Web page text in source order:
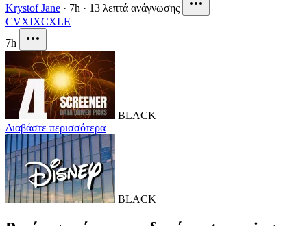
Krystof Jane · 7h · 13 λεπτά ανάγνωσης
CVXIXCXLE
7h
BLACK
Διαβάστε περισσότερα
BLACK